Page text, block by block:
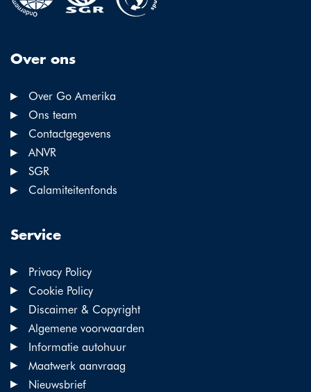
Over ons
Over Go Amerika
Ons team
Contactgegevens
ANVR
SGR
Calamiteitenfonds
Service
Privacy Policy
Cookie Policy
Discaimer & Copyright
Algemene voorwaarden
Informatie autohuur
Maatwerk aanvraag
Nieuwsbrief